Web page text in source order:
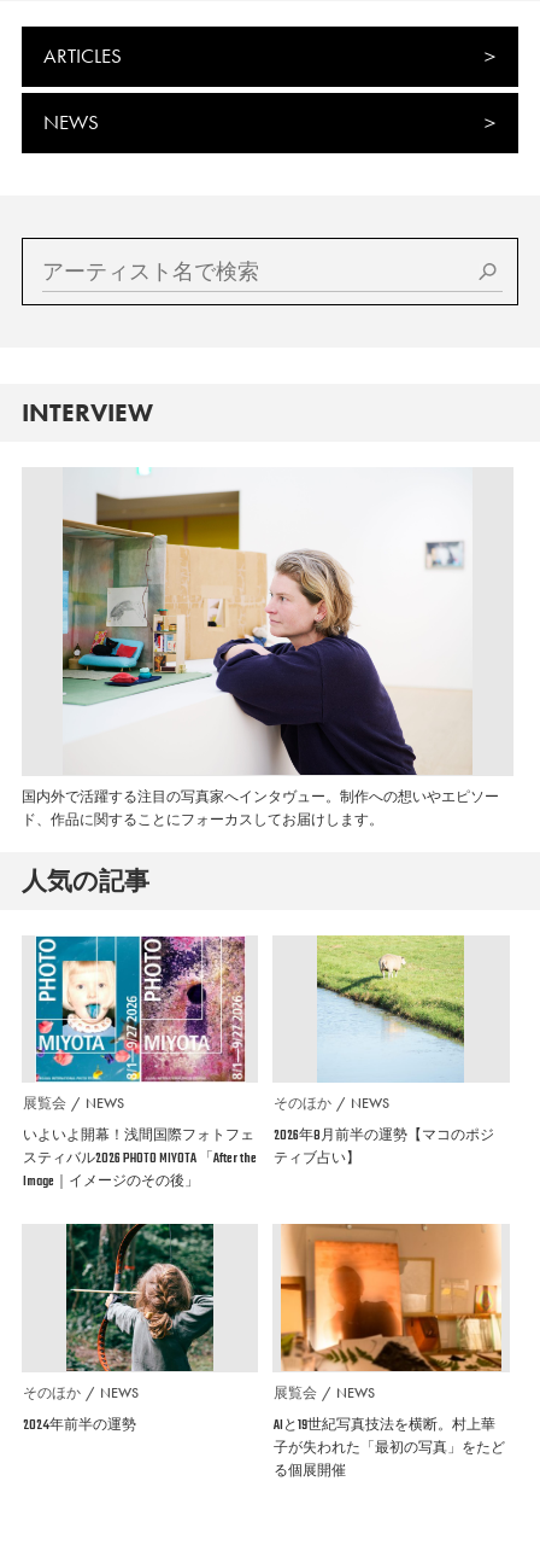
ARTICLES
NEWS
INTERVIEW
国内外で活躍する注目の写真家へインタヴュー。制作への想いやエピソー
ド、作品に関することにフォーカスしてお届けします。
人気の記事
展覧会 NEWS
いよいよ開幕！浅間国際フォトフェ
スティバル2026 PHOTO MIYOTA 「After the
Image｜イメージのその後」
そのほか NEWS
2026年8月前半の運勢【マコのポジ
ティブ占い】
そのほか NEWS
2024年前半の運勢
展覧会 NEWS
AIと19世紀写真技法を横断。村上華
子が失われた「最初の写真」をたど
る個展開催